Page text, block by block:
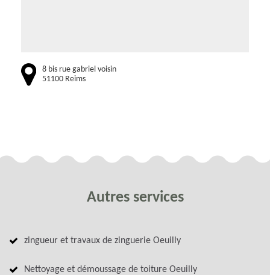
8 bis rue gabriel voisin
51100 Reims
Autres services
zingueur et travaux de zinguerie Oeuilly
Nettoyage et démoussage de toiture Oeuilly